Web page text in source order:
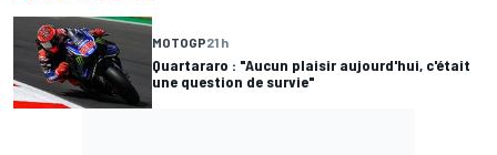
MOTOGP21 h
Quartararo : "Aucun plaisir aujourd'hui, c'était
une question de survie"